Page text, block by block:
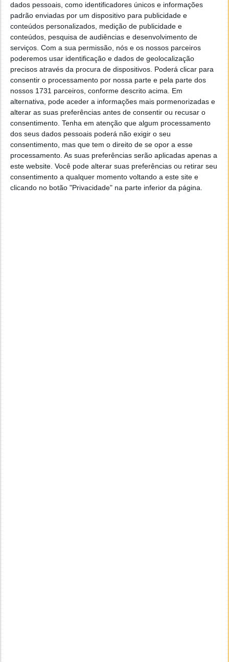
dados pessoais, como identificadores únicos e informações
padrão enviadas por um dispositivo para publicidade e
conteúdos personalizados, medição de publicidade e
conteúdos, pesquisa de audiências e desenvolvimento de
serviços. Com a sua permissão, nós e os nossos parceiros
poderemos usar identificação e dados de geolocalização
precisos através da procura de dispositivos. Poderá clicar para
consentir o processamento por nossa parte e pela parte dos
nossos 1731 parceiros, conforme descrito acima. Em
alternativa, pode aceder a informações mais pormenorizadas e
alterar as suas preferências antes de consentir ou recusar o
consentimento. Tenha em atenção que algum processamento
dos seus dados pessoais poderá não exigir o seu
consentimento, mas que tem o direito de se opor a esse
processamento. As suas preferências serão aplicadas apenas a
este website. Você pode alterar suas preferências ou retirar seu
consentimento a qualquer momento voltando a este site e
clicando no botão "Privacidade" na parte inferior da página.
Camião elétrico da Tesla terá
autonomia para 482 Km
26 AGO 2017·NOTÍCIAS 39 COMENTÁRIOS
É já no próximo mês de setembro que Elon Musk irá
apresentar o camião elétrico da Tesla. As
informações são escassas mas aReuters
agora que este camião terá uma autonomia para
fazer200 a 300 milhas (321-482 Km), com uma única
carga.
Apesar de não ser uma super autonomia para um